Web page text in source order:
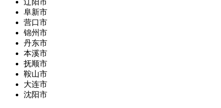
辽阳市
阜新市
营口市
锦州市
丹东市
本溪市
抚顺市
鞍山市
大连市
沈阳市